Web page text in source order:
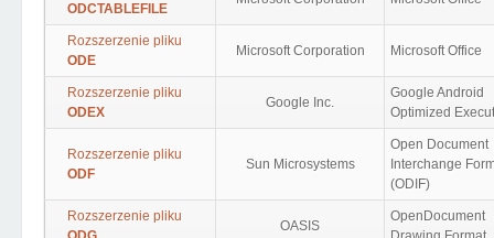
ODCTABLEFILE
Rozszerzenie pliku
ODE
Microsoft Corporation Microsoft Office
Rozszerzenie pliku
ODEX
Google Inc.
Google Android
Optimized
Rozszerzenie pliku
ODF
Sun Microsystems
Open Document
Interchange
(ODIF)
Rozszerzenie pliku
OASIS
OpenDocument